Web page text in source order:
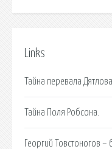
Links
Тайна перевала Дятлова.
Тайна Поля Робсона.
Георгий Товстоногов